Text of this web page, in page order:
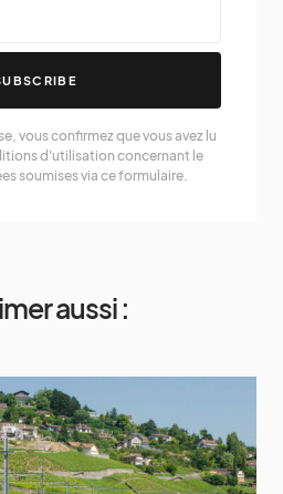
vous confirmez que vous avez lu
d'utilisation concernant le
soumises via ce formulaire.
aussi :